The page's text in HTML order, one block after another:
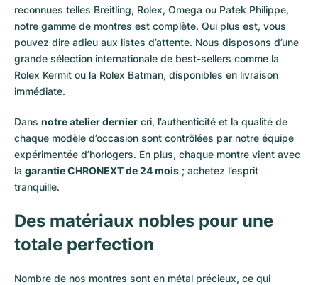
reconnues telles Breitling, Rolex, Omega ou Patek Philippe,
notre gamme de montres est complète. Qui plus est, vous
pouvez dire adieu aux listes d’attente. Nous disposons d’une
grande sélection internationale de best-sellers comme la
Rolex Kermit ou la Rolex Batman, disponibles en livraison
immédiate.
Dans notre atelier dernier cri, l’authenticité et la qualité de
chaque modèle d’occasion sont contrôlées par notre équipe
expérimentée d’horlogers. En plus, chaque montre vient avec
la garantie CHRONEXT de 24 mois ; achetez l’esprit
tranquille.
Des matériaux nobles pour une
totale perfection
Nombre de nos montres sont en métal précieux, ce qui